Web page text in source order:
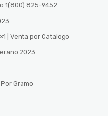
1(800) 825-9452
| Venta por Catalogo
2023
Gramo